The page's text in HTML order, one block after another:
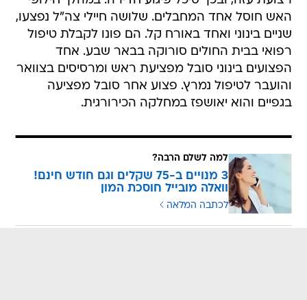
האש חוסל אחד המחבלים. שלושה חיילי צה"ל נפצעו,
שניים בינוני ואחד באורח קל. הם פונו לקבלת טיפול
רפואי בבית החולים סורוקה בבאר שבע. אחד
הפצועים בינוני סובל מפציעת ראש ומרסיסים בצוואר
והועבר לטיפול נמרץ. פצוע אחר סובל מפציעה
בגפיים והוא יאושפז במחלקה הכירורגית.
למה לשלם הרבה?
3 מנויים ב-75 שקלים וגם חודש חינם!
וואלה מובייל חוסכת המון
לכתבה המלאה